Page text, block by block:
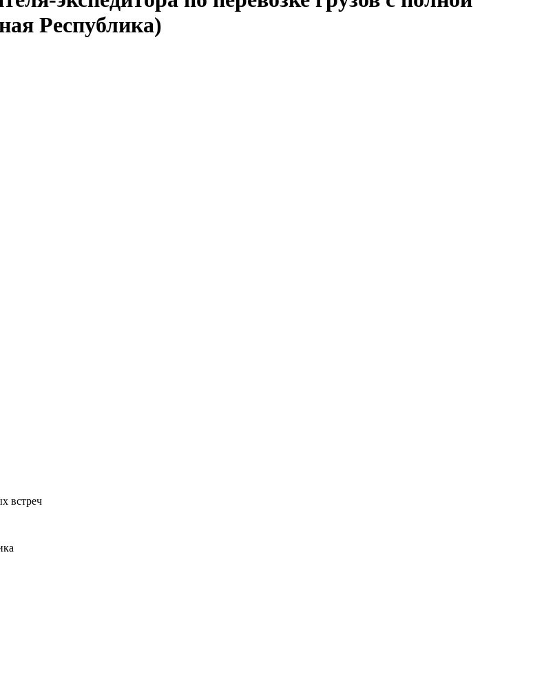
Республика)
встреч